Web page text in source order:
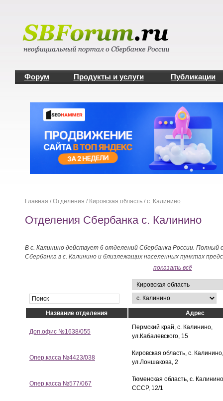
Форум Продукты и услуги Публикации
Главная / Отделения / Кировская область / с. Калинино
Отделения Сбербанка с. Калинино
В с. Калинино действует 6 отделений Сбербанка России. Полный
Сбербанка в с. Калинино и близлежащих населенных пунктах
показать всё
Название отделения Адрес
Доп.офис №1638/055
Пермский край, с. Калинино,
ул.Кабалевского, 15
Опер.касса №4423/038
Кировская область, с. Калинино,
ул.Лоншакова, 2
Опер.касса №577/067
Тюменская область, с.
СССР, 12/1